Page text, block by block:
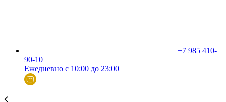
+7 985 410-
90-10
Ежедневно с 10:00 до 23:00